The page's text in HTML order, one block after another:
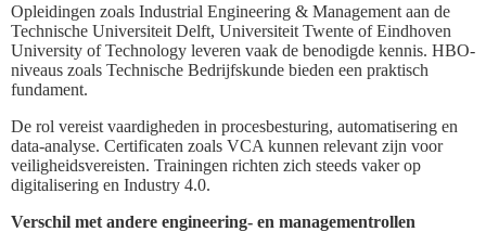
Opleidingen zoals Industrial Engineering & Management aan de
Technische Universiteit Delft, Universiteit Twente of Eindhoven
University of Technology leveren vaak de benodigde kennis. HBO-
niveaus zoals Technische Bedrijfskunde bieden een praktisch
fundament.
De rol vereist vaardigheden in procesbesturing, automatisering en
data-analyse. Certificaten zoals VCA kunnen relevant zijn voor
veiligheidsvereisten. Trainingen richten zich steeds vaker op
digitalisering en Industry 4.0.
Verschil met andere engineering- en managementrollen